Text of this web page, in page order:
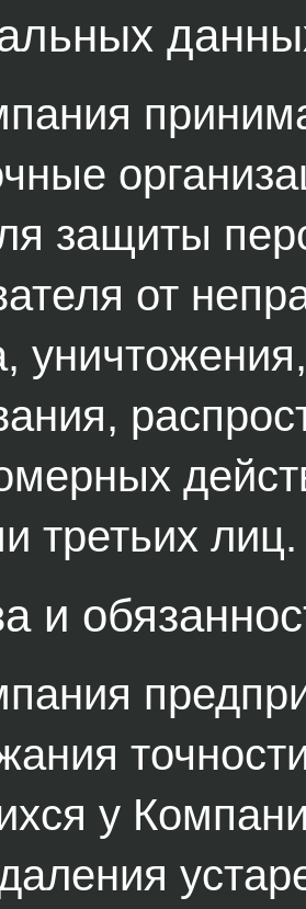
защиты
от
третьих лиц.
и
у